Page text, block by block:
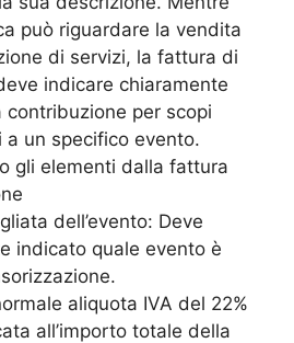
può riguardare la vendita
di servizi, la fattura di
indicare chiaramente
per scopi
a un specifico evento.
gli elementi dalla fattura
dell’evento: Deve
indicato quale evento è
aliquota IVA del 22%
all’importo totale della